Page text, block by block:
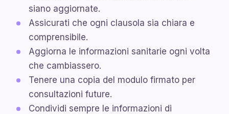
siano aggiornate.
Assicurati che ogni clausola sia chiara e
comprensibile.
Aggiorna le informazioni sanitarie ogni volta
che cambiassero.
Tenere una copia del modulo firmato per
consultazioni future.
Condividi sempre le informazioni di